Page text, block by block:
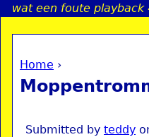
Jump
wat een foute playback
You are here
Home ›
Submitted by teddy